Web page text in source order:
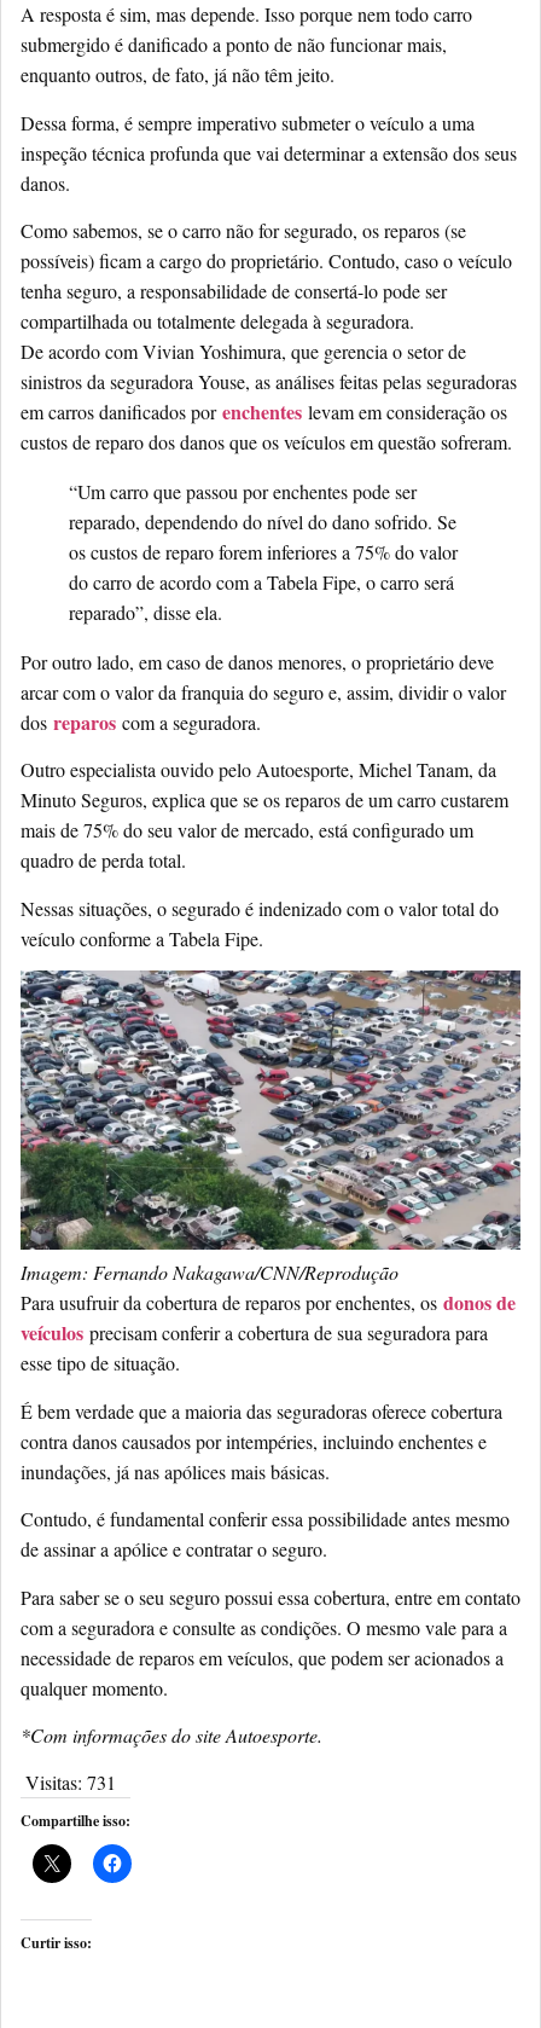
A resposta é sim, mas depende. Isso porque nem todo carro
submergido é danificado a ponto de não funcionar mais,
enquanto outros, de fato, já não têm jeito.
Dessa forma, é sempre imperativo submeter o veículo a uma
inspeção técnica profunda que vai determinar a extensão dos seus
danos.
Como sabemos, se o carro não for segurado, os reparos (se
possíveis) ficam a cargo do proprietário. Contudo, caso o veículo
tenha seguro, a responsabilidade de consertá-lo pode ser
compartilhada ou totalmente delegada à seguradora.
De acordo com Vivian Yoshimura, que gerencia o setor de
sinistros da seguradora Youse, as análises feitas pelas seguradoras
em carros danificados porenchentes levam em consideração os
custos de reparo dos danos que os veículos em questão sofreram.
“Um carro que passou por enchentes pode ser
reparado, dependendo do nível do dano sofrido. Se
os custos de reparo forem inferiores a 75% do valor
do carro de acordo com a Tabela Fipe, o carro será
reparado”, disse ela.
Por outro lado, em caso de danos menores, o proprietário deve
arcar com o valor da franquia do seguro e, assim, dividir o valor
dos reparos com a seguradora.
Outro especialista ouvido pelo Autoesporte, Michel Tanam, da
Minuto Seguros, explica que se os reparos de um carro custarem
mais de 75% do seu valor de mercado, está configurado um
quadro de perda total.
Nessas situações, o segurado é indenizado com o valor total do
veículo conforme a Tabela Fipe.
Imagem: Fernando Nakagawa/CNN/Reprodução
Para usufruir da cobertura de reparos por enchentes, os donos de
veículos precisam conferir a cobertura de sua seguradora para
esse tipo de situação.
É bem verdade que a maioria das seguradoras oferece cobertura
contra danos causados por intempéries, incluindo enchentes e
inundações, já nas apólices mais básicas.
Contudo, é fundamental conferir essa possibilidade antes mesmo
de assinar a apólice e contratar o seguro.
Para saber se o seu seguro possui essa cobertura, entre em contato
com a seguradora e consulte as condições. O mesmo vale para a
necessidade de reparos em veículos, que podem ser acionados a
qualquer momento.
*Com informações do site Autoesporte.
Visitas: 731
Compartilhe isso:
Curtir isso: